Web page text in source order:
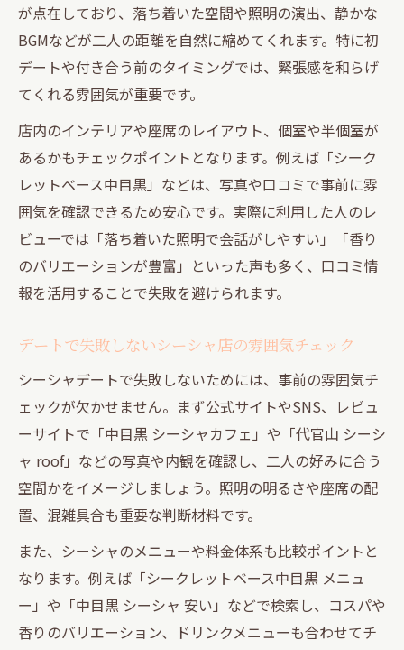
が点在しており、落ち着いた空間や照明の演出、静かな
BGMなどが二人の距離を自然に縮めてくれます。特に初
デートや付き合う前のタイミングでは、緊張感を和らげ
てくれる雰囲気が重要です。
店内のインテリアや座席のレイアウト、個室や半個室が
あるかもチェックポイントとなります。例えば「シーク
レットベース中目黒」などは、写真や口コミで事前に雰
囲気を確認できるため安心です。実際に利用した人のレ
ビューでは「落ち着いた照明で会話がしやすい」「香り
のバリエーションが豊富」といった声も多く、口コミ情
報を活用することで失敗を避けられます。
デートで失敗しないシーシャ店の雰囲気チェック
シーシャデートで失敗しないためには、事前の雰囲気チ
ェックが欠かせません。まず公式サイトやSNS、レビュ
ーサイトで「中目黒 シーシャカフェ」や「代官山 シーシ
ャ roof」などの写真や内観を確認し、二人の好みに合う
空間かをイメージしましょう。照明の明るさや座席の配
置、混雑具合も重要な判断材料です。
また、シーシャのメニューや料金体系も比較ポイントと
なります。例えば「シークレットベース中目黒 メニュ
ー」や「中目黒 シーシャ 安い」などで検索し、コスパや
香りのバリエーション、ドリンクメニューも合わせてチ